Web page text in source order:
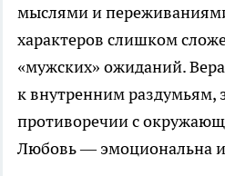
мыслями и
характеров слишком
«мужских» ожиданий.
к внутренним раздумьям,
противоречии с
Любовь — эмоциональна